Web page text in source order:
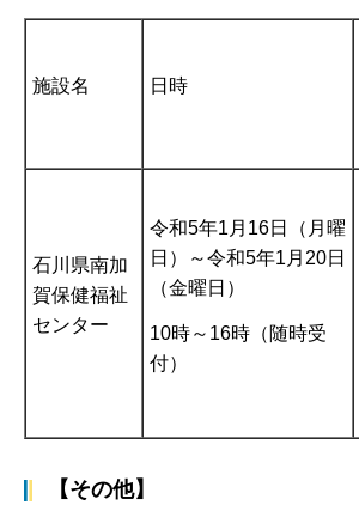
施設名 日時
石川県南加
賀保健福祉
センター
令和5年1月16日（月曜
日）～令和5年1月20日
（金曜日）
10時～16時（随時受
付）
【その他】